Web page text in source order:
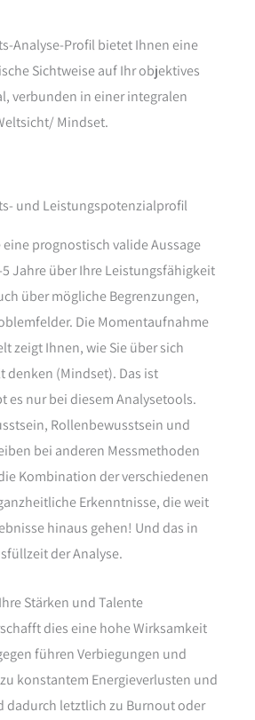
Analyse-Profil bietet Ihnen eine
Sichtweise auf Ihr objektives
verbunden in einer integralen
Mindset.
und Leistungspotenzialprofil
prognostisch valide Aussage
Jahre über Ihre Leistungsfähigkeit
über mögliche Begrenzungen,
Die Momentaufnahme
zeigt Ihnen, wie Sie über sich
denken (Mindset). Das ist
es nur bei diesem Analysetools.
Rollenbewusstsein und
bei anderen Messmethoden
Kombination der verschiedenen
Erkenntnisse, die weit
hinaus gehen! Und das in
der Analyse.
Stärken und Talente
dies eine hohe Wirksamkeit
führen Verbiegungen und
konstantem Energieverlusten und
dadurch letztlich zu Burnout oder